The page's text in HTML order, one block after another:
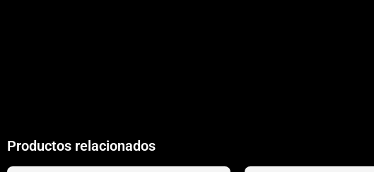
Productos relacionados